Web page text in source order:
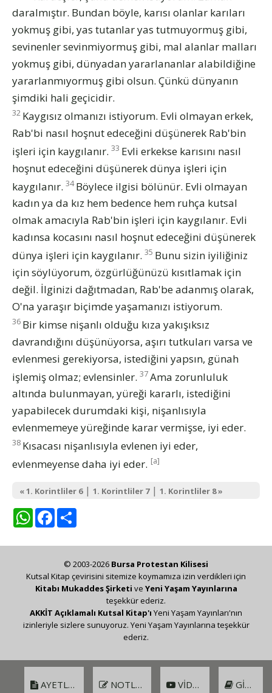
daralmıştır. Bundan böyle, karısı olanlar karıları
yokmuş gibi, yas tutanlar yas tutmuyormuş gibi,
sevinenler sevinmiyormuş gibi, mal alanlar malları
yokmuş gibi, dünyadan yararlananlar alabildiğine
yararlanmıyormuş gibi olsun. Çünkü dünyanın
şimdiki hali geçicidir.
32 Kaygısız olmanızı istiyorum. Evli olmayan erkek,
Rab'bi nasıl hoşnut edeceğini düşünerek Rab'bin
işleri için kaygılanır. 33 Evli erkekse karısını nasıl
hoşnut edeceğini düşünerek dünya işleri için
kaygılanır. 34 Böylece ilgisi bölünür. Evli olmayan
kadın ya da kız hem bedence hem ruhça kutsal
olmak amacıyla Rab'bin işleri için kaygılanır. Evli
kadınsa kocasını nasıl hoşnut edeceğini düşünerek
dünya işleri için kaygılanır. 35 Bunu sizin iyiliğiniz
için söylüyorum, özgürlüğünüzü kısıtlamak için
değil. İlginizi dağıtmadan, Rab'be adanmış olarak,
O'na yaraşır biçimde yaşamanızı istiyorum.
36 Bir kimse nişanlı olduğu kıza yakışıksız
davrandığını düşünüyorsa, aşırı tutkuları varsa ve
evlenmesi gerekiyorsa, istediğini yapsın, günah
işlemiş olmaz; evlensinler. 37Ama zorunluluk
altında bulunmayan, yüreği kararlı, istediğini
yapabilecek durumdaki kişi, nişanlısıyla
evlenmemeye yüreğinde karar vermişse, iyi eder.
38 Kısacası nişanlısıyla evlenen iyi eder,
evlenmeyense daha iyi eder. [a]
« 1. Korintliler 6| 1. Korintliler 7| 1. Korintliler 8 »
WhatsAppFacebook
AYETLER NOTLAR VIDEO GIRIŞ
© 2003-2026 Bursa Protestan Kilisesi
Kutsal Kitap çevirisini sitemize koymamıza izin verdikleri için
Kitabı Mukaddes Şirketi ve Yeni Yaşam Yayınlarına
teşekkür ederiz.
AKKİT Açıklamalı Kutsal Kitap'ı Yeni Yaşam Yayınları'nın
izinleriyle sizlere sunuyoruz. Yeni Yaşam Yayınlarına teşekkür
ederiz.